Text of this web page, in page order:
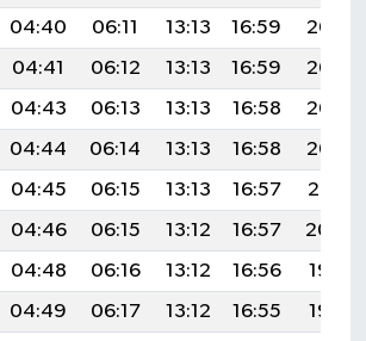
04:40 06:11 13:13 16:59
20:06
04:41 06:12 13:13 16:59
20:05
04:43 06:13 13:13 16:58
20:03
04:44 06:14 13:13 16:58
20:02
04:45 06:15 13:13 16:57
20:01
04:46 06:15 13:12 16:57
20:00
04:48 06:16 13:12 16:56
19:58
04:49 06:17 13:12 16:55
19:57